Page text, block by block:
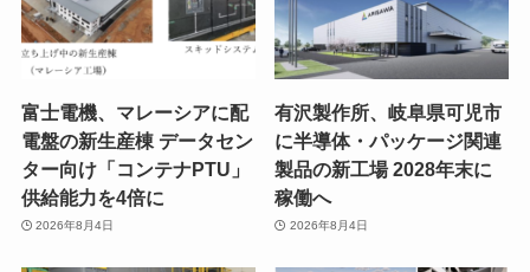
富士電機、マレーシアに配
電盤の新生産棟 データセン
ター向け「コンテナPTU」
供給能力を4倍に
2026年8月4日
有沢製作所、岐阜県可児市
に半導体・パッケージ関連
製品の新工場 2028年末に
稼働へ
2026年8月4日